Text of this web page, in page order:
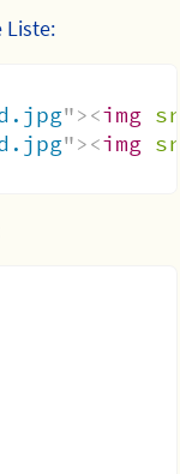
Liste:
"><img
"><img